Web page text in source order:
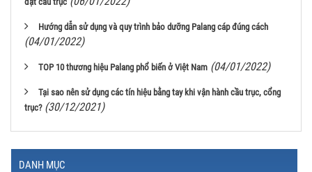
Hướng dẫn sử dụng và quy trình bảo dưỡng Palang cáp đúng cách
(04/01/2022)
TOP 10 thương hiệu Palang phổ biến ở Việt Nam (04/01/2022)
Tại sao nên sử dụng các tín hiệu bằng tay khi vận hành cầu trục, cổng
trục? (30/12/2021)
DANH MỤC